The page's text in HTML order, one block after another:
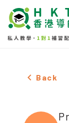
Female
Back